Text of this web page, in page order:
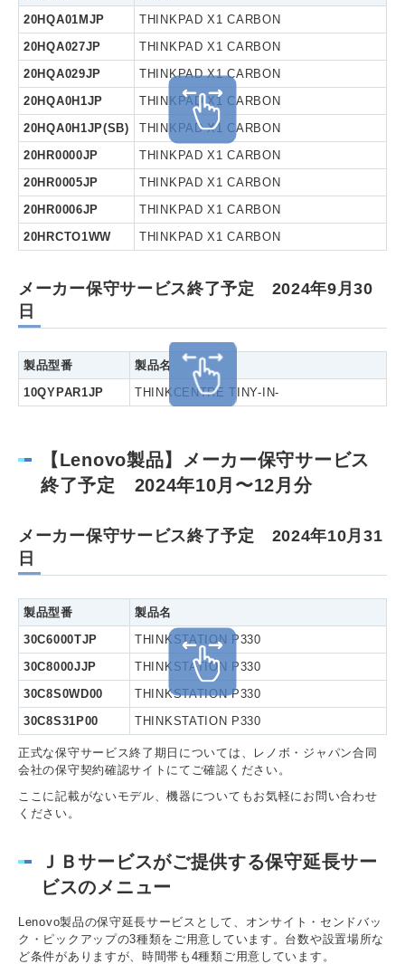
20HQA01MJP
THINKPAD X1 CARBON
20HQA027JP
THINKPAD X1 CARBON
20HQA029JP
THINKPAD X1 CARBON
20HQA0H1JP
THINKPAD X1 CARBON
20HQA0H1JP(SB)
THINKPAD X1 CARBON
20HR0000JP
THINKPAD X1 CARBON
20HR0005JP
THINKPAD X1 CARBON
20HR0006JP
THINKPAD X1 CARBON
20HRCTO1WW
THINKPAD X1 CARBON
メーカー保守サービス終了予定 2024年9月30
日
製品型番
製品名
10QYPAR1JP
THINKCENTRE TINY-IN-
【Lenovo製品】メーカー保守サービス
終了予定 2024年10月〜12月分
メーカー保守サービス終了予定 2024年10月31
日
製品型番
製品名
30C6000TJP
THINKSTATION P330
30C8000JJP
THINKSTATION P330
30C8S0WD00
THINKSTATION P330
30C8S31P00
THINKSTATION P330
正式な保守サービス終了期日については、レノボ・ジャパン合同
会社の保守契約確認サイトにてご確認ください。
ここに記載がないモデル、機器についてもお気軽にお問い合わせ
ください。
ＪＢサービスがご提供する保守延長サー
ビスのメニュー
Lenovo製品の保守延長サービスとして、オンサイト・センドバッ
ク・ピックアップの3種類をご用意しています。台数や設置場所な
ど条件がありますが、時間帯も4種類ご用意しています。